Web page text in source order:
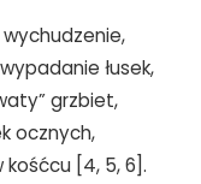
łusek,
grzbiet,
ocznych,
[4, 5, 6].